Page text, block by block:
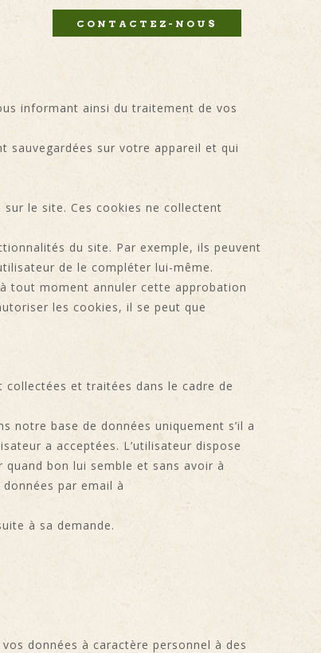
CONTACTEZ-NOUS
informant ainsi du traitement de vos
sauvegardées sur votre appareil et qui
le site. Ces cookies ne collectent
du site. Par exemple, ils peuvent
de le compléter lui-même.
tout moment annuler cette approbation
les cookies, il se peut que
et traitées dans le cadre de
notre base de données uniquement s’il a
a acceptées. L’utilisateur dispose
bon lui semble et sans avoir à
par email à
à sa demande.
données à caractère personnel à des